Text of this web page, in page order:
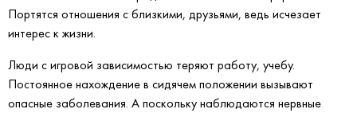
Портятся отношения с близкими, друзьями, ведь исчезает
интерес к жизни.
Люди с игровой зависимостью теряют работу, учебу.
Постоянное нахождение в сидячем положении вызывают
опасные заболевания. А поскольку наблюдаются нервные